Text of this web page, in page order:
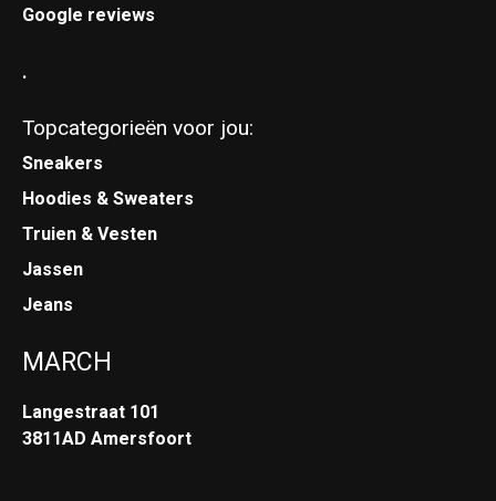
Google reviews
.
Topcategorieën voor jou:
Sneakers
Hoodies & Sweaters
Truien & Vesten
Jassen
Jeans
MARCH
Langestraat 101
3811AD Amersfoort